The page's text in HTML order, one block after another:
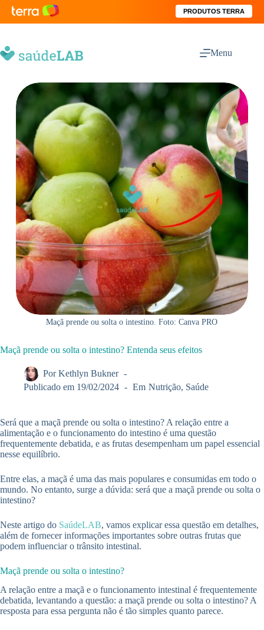
PRODUTOS TERRA
Menu
Maçã prende ou solta o intestino. Foto: Canva PRO
Maçã prende ou solta o intestino? Entenda seus efeitos
Por Kethlyn Bukner
Publicado em 19/02/2024 Em Nutrição, Saúde
Será que a maçã prende ou solta o intestino? A relação entre a
alimentação e o funcionamento do intestino é uma questão
frequentemente debatida, e as frutas desempenham um papel essencial
nesse equilíbrio.
Entre elas, a maçã é uma das mais populares e consumidas em todo o
mundo. No entanto, surge a dúvida: será que a maçã prende ou solta o
intestino?
Neste artigo do SaúdeLAB, vamos explicar essa questão em detalhes,
além de fornecer informações importantes sobre outras frutas que
podem influenciar o trânsito intestinal.
Maçã prende ou solta o intestino?
A relação entre a maçã e o funcionamento intestinal é frequentemente
debatida, levantando a questão: a maçã prende ou solta o intestino? A
resposta para essa pergunta não é tão simples quanto parece.